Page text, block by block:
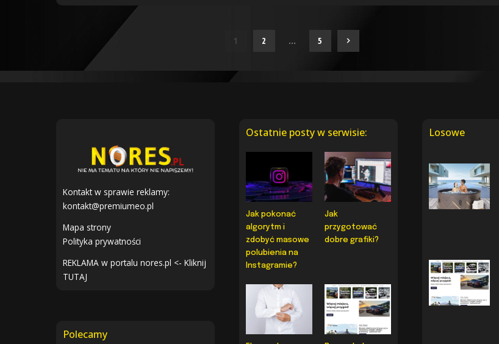
1 2 … 5
Kontakt w sprawie reklamy:
kontakt@premiumeo.pl
Mapa strony
Polityka prywatności
REKLAMA w portalu nores.pl <- Kliknij
TUTAJ
Polecamy
Ostatnie posty w serwisie:
Jak pokonać
algorytm i
zdobyć masowe
polubienia na
Instagramie?
Jak
przygotować
dobre grafiki?
Losowe